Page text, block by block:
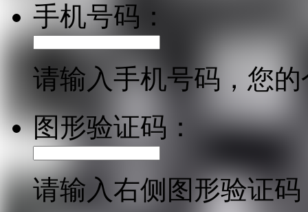
手机号码：
请输入手机号码，您
图形验证码：
请输入右侧图形验证码